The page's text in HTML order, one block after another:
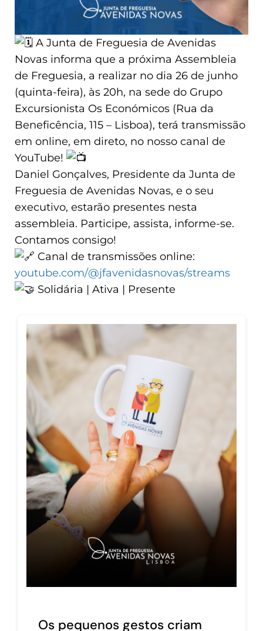
A Junta de Freguesia de Avenidas
Novas informa que a próxima Assembleia
de Freguesia, a realizar no dia 26 de junho
(quinta-feira), às 20h, na sede do Grupo
Excursionista Os Económicos (Rua da
Beneficência, 115 – Lisboa), terá transmissão
em online, em direto, no nosso canal de
YouTube!
Daniel Gonçalves, Presidente da Junta de
Freguesia de Avenidas Novas, e o seu
executivo, estarão presentes nesta
assembleia. Participe, assista, informe-se.
Contamos consigo!
Canal de transmissões online:
youtube.com/@jfavenidasnovas/streams
Solidária | Ativa | Presente
Os pequenos gestos criam